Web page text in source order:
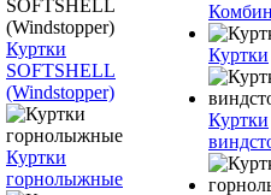
Куртки
SOFTSHELL
(Windstopper)
Куртки
горнолыжные
Куртки
Куртки